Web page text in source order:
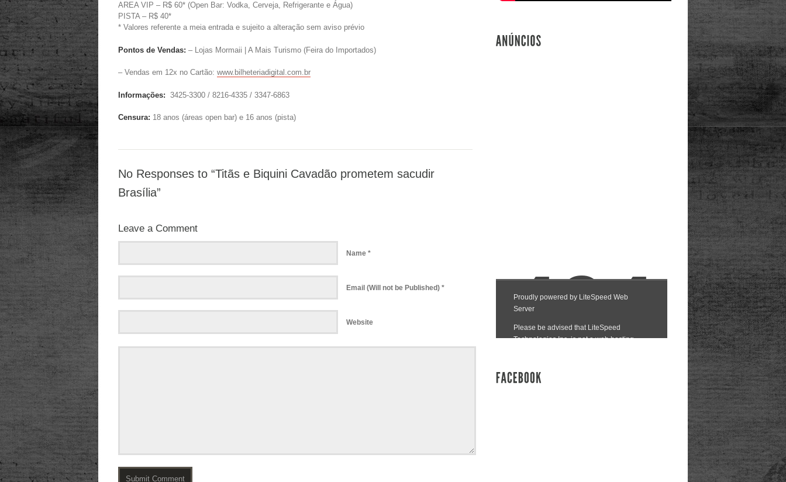
AREA VIP – R$ 60* (Open Bar: Vodka, Cerveja, Refrigerante e Água)
PISTA – R$ 40*
* Valores referente a meia entrada e sujeito a alteração sem aviso prévio
Pontos de Vendas: – Lojas Mormaii | A Mais Turismo (Feira do Importados)
– Vendas em 12x no Cartão: www.bilheteriadigital.com.br
Informações: 3425-3300 / 8216-4335 / 3347-6863
Censura: 18 anos (áreas open bar) e 16 anos (pista)
No Responses to “Titãs e Biquini Cavadão prometem sacudir
Brasília”
Leave a Comment
Name *
Email (Will not be Published) *
Website